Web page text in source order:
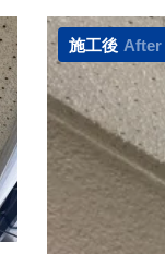
施工後 After